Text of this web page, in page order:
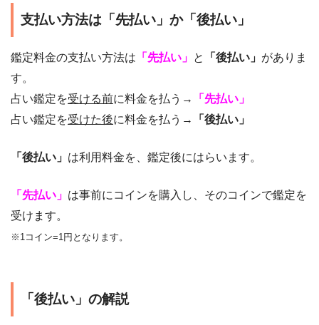
支払い方法は「先払い」か「後払い」
鑑定料金の支払い方法は 「先払い」 と 「後払い」 がありま
す。
占い鑑定を受ける前に料金を払う→
「先払い」
占い鑑定を受けた後に料金を払う→ 「後払い」
「後払い」 は利用料金を、鑑定後にはらいます。
「先払い」 は事前にコインを購入し、そのコインで鑑定を
受けます。
※1コイン=1円となります。
「後払い」の解説